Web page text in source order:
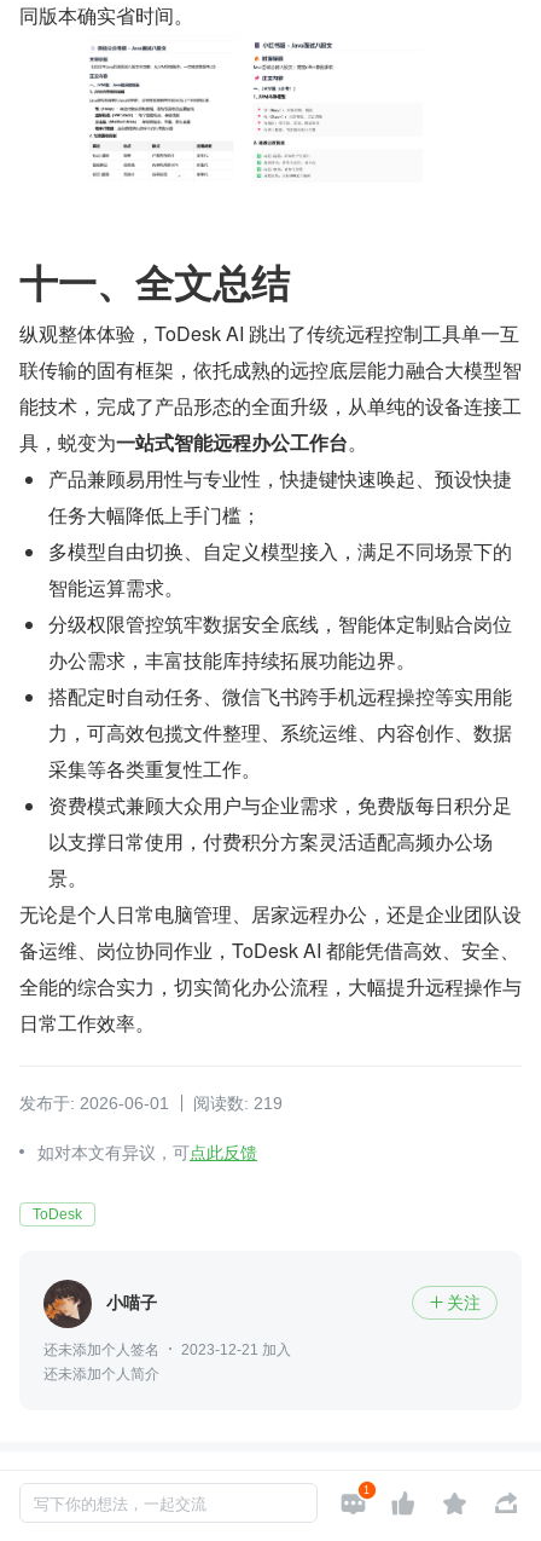
同版本确实省时间。
十一、全文总结
纵观整体体验，ToDesk AI 跳出了传统远程控制工具单一互
联传输的固有框架，依托成熟的远控底层能力融合大模型智
能技术，完成了产品形态的全面升级，从单纯的设备连接工
具，蜕变为一站式智能远程办公工作台。
产品兼顾易用性与专业性，快捷键快速唤起、预设快捷
任务大幅降低上手门槛；
多模型自由切换、自定义模型接入，满足不同场景下的
智能运算需求。
分级权限管控筑牢数据安全底线，智能体定制贴合岗位
办公需求，丰富技能库持续拓展功能边界。
搭配定时自动任务、微信飞书跨手机远程操控等实用能
力，可高效包揽文件整理、系统运维、内容创作、数据
采集等各类重复性工作。
资费模式兼顾大众用户与企业需求，免费版每日积分足
以支撑日常使用，付费积分方案灵活适配高频办公场
景。
无论是个人日常电脑管理、居家远程办公，还是企业团队设
备运维、岗位协同作业，ToDesk AI 都能凭借高效、安全、
全能的综合实力，切实简化办公流程，大幅提升远程操作与
日常工作效率。
发布于: 2026-06-01 阅读数: 219
如对本文有异议，可点此反馈
ToDesk
小喵子  关注
还未添加个人签名
2023-12-21 加入
还未添加个人简介
评论(1 条评论)
写下你的想法，一起交流 
1   